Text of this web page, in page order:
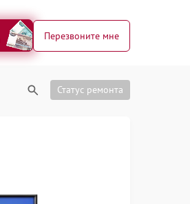
Перезвоните мне
Статус ремонта